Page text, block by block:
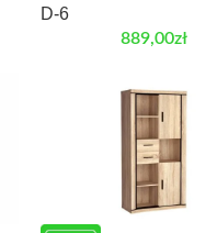
D-6
889,00zł